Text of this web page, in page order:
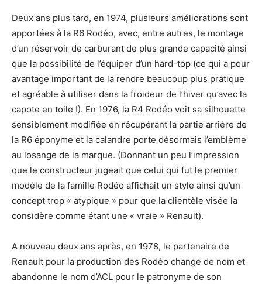
Deux ans plus tard, en 1974, plusieurs améliorations sont
apportées à la R6 Rodéo, avec, entre autres, le montage
d’un réservoir de carburant de plus grande capacité ainsi
que la possibilité de l’équiper d’un hard-top (ce qui a pour
avantage important de la rendre beaucoup plus pratique
et agréable à utiliser dans la froideur de l’hiver qu’avec la
capote en toile !). En 1976, la R4 Rodéo voit sa silhouette
sensiblement modifiée en récupérant la partie arrière de
la R6 éponyme et la calandre porte désormais l’emblème
au losange de la marque. (Donnant un peu l’impression
que le constructeur jugeait que celui qui fut le premier
modèle de la famille Rodéo affichait un style ainsi qu’un
concept trop « atypique » pour que la clientèle visée la
considère comme étant une « vraie » Renault).
A nouveau deux ans après, en 1978, le partenaire de
Renault pour la production des Rodéo change de nom et
abandonne le nom d’ACL pour le patronyme de son